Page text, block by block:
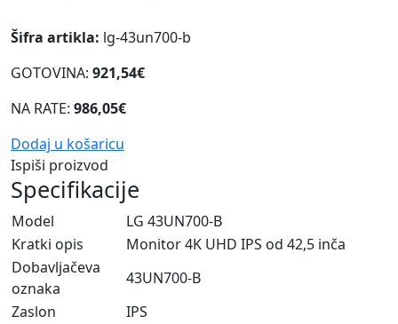
Šifra artikla: lg-43un700-b
GOTOVINA: 921,54€
NA RATE: 986,05€
Dodaj u košaricu
Ispiši proizvod
Specifikacije
Model
LG 43UN700-B
Kratki opis
Monitor 4K UHD IPS od 42,5 inča
Dobavljačeva
oznaka
43UN700-B
Zaslon
IPS